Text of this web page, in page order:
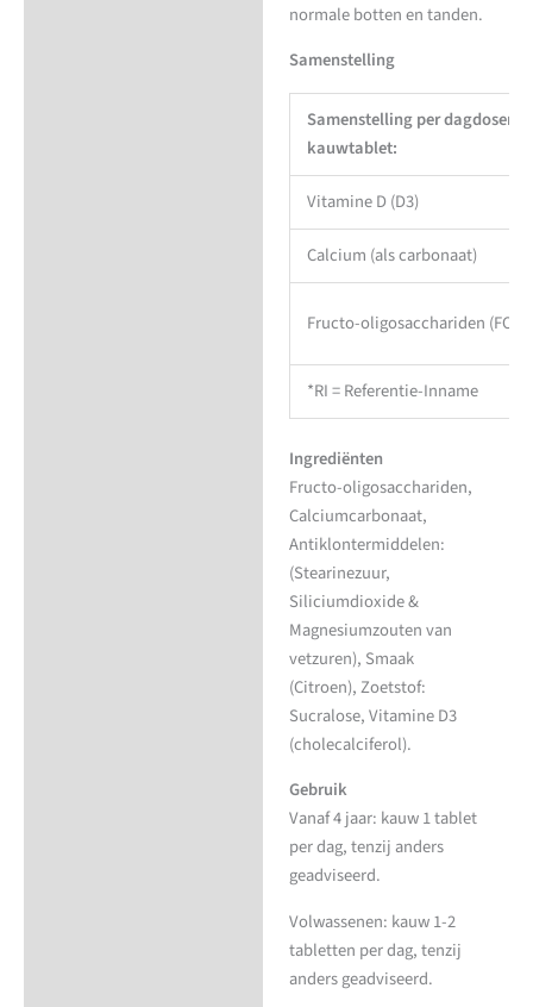
normale botten en tanden.
Samenstelling
Samenstelling per
kauwtablet:
Vitamine D (D3)
Calcium (als carbonaat)
Fructo-oligosacchariden (FOS)
*RI = Referentie-Inname
Ingrediënten
Fructo-oligosacchariden,
Calciumcarbonaat,
Antiklontermiddelen:
(Stearinezuur,
Siliciumdioxide &
Magnesiumzouten van
vetzuren), Smaak
(Citroen), Zoetstof:
Sucralose, Vitamine D3
(cholecalciferol).
Gebruik
Vanaf 4 jaar: kauw 1 tablet
per dag, tenzij anders
geadviseerd.
Volwassenen: kauw 1-2
tabletten per dag, tenzij
anders geadviseerd.